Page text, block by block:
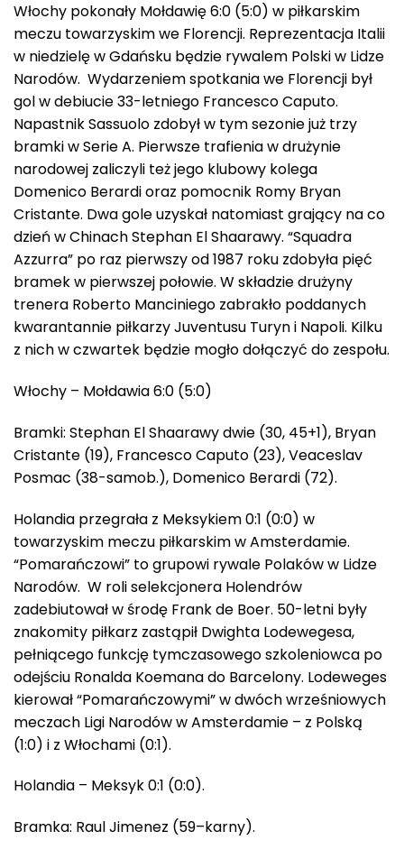
Włochy pokonały Mołdawię 6:0 (5:0) w piłkarskim
meczu towarzyskim we Florencji. Reprezentacja Italii
w niedzielę w Gdańsku będzie rywalem Polski w Lidze
Narodów. Wydarzeniem spotkania we Florencji był
gol w debiucie 33-letniego Francesco Caputo.
Napastnik Sassuolo zdobył w tym sezonie już trzy
bramki w Serie A. Pierwsze trafienia w drużynie
narodowej zaliczyli też jego klubowy kolega
Domenico Berardi oraz pomocnik Romy Bryan
Cristante. Dwa gole uzyskał natomiast grający na co
dzień w Chinach Stephan El Shaarawy. “Squadra
Azzurra” po raz pierwszy od 1987 roku zdobyła pięć
bramek w pierwszej połowie. W składzie drużyny
trenera Roberto Manciniego zabrakło poddanych
kwarantannie piłkarzy Juventusu Turyn i Napoli. Kilku
z nich w czwartek będzie mogło dołączyć do zespołu.
Włochy – Mołdawia 6:0 (5:0)
Bramki: Stephan El Shaarawy dwie (30, 45+1), Bryan
Cristante (19), Francesco Caputo (23), Veaceslav
Posmac (38-samob.), Domenico Berardi (72).
Holandia przegrała z Meksykiem 0:1 (0:0) w
towarzyskim meczu piłkarskim w Amsterdamie.
“Pomarańczowi” to grupowi rywale Polaków w Lidze
Narodów. W roli selekcjonera Holendrów
zadebiutował w środę Frank de Boer. 50-letni były
znakomity piłkarz zastąpił Dwighta Lodewegesa,
pełniącego funkcję tymczasowego szkoleniowca po
odejściu Ronalda Koemana do Barcelony. Lodeweges
kierował “Pomarańczowymi” w dwóch wrześniowych
meczach Ligi Narodów w Amsterdamie – z Polską
(1:0) i z Włochami (0:1).
Holandia – Meksyk 0:1 (0:0).
Bramka: Raul Jimenez (59–karny).